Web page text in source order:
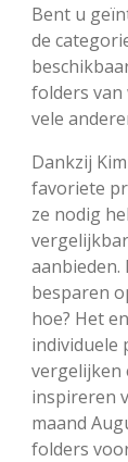
Bent u
de
folders van
vele
Dankzij
favoriete
ze nodig
besparen
hoe? Het
individuele
vergelijken
inspireren
maand
folders